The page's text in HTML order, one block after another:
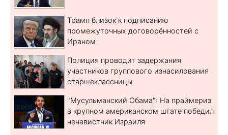
Трамп близок к подписанию
промежуточных договорённостей с
Ираном
Полиция проводит задержания
участников группового изнасилования
старшеклассницы
"Мусульманский Обама": На праймериз
в крупном американском штате победил
ненавистник Израиля